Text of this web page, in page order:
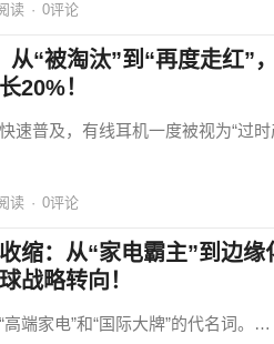
读 · 0评论
“被淘汰”到“再度走红”
20%！
速普及，有线耳机一度被视为“过时
读 · 0评论
缩：从“家电霸主”到边缘
战略转向！
端家电”和“国际大牌”的代名词。…